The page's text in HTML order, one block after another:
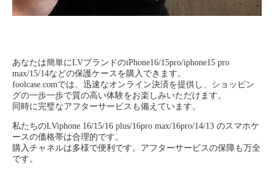
あなたは簡単にLVブランドのiPhone16/15pro/iphone15 pro
max/15/14などの保護ケースを購入できます。
foolcase.comでは、迅速なオンライン決済を提供し、ショッピン
グの一歩一歩で質の高い体験をお楽しみいただけます。
同時に完璧なアフターサービスも備えています。
私たちのLViphone 16/15/16 plus/16pro max/16pro/14/13 のスマホケ
ースの価格帯は合理的です。
購入チャネルは多様で便利です。アフターサービスの保障も万全
です。